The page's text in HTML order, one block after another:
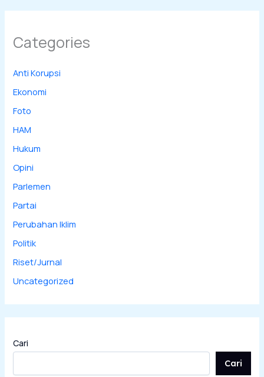
Categories
Anti Korupsi
Ekonomi
Foto
HAM
Hukum
Opini
Parlemen
Partai
Perubahan Iklim
Politik
Riset/Jurnal
Uncategorized
Cari
Cari